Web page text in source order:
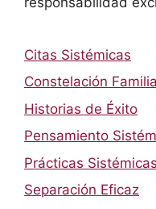
Citas Sistémicas
Constelación
Historias de Éxito
Pensamiento
Prácticas Sistémicas
Separación Eficaz